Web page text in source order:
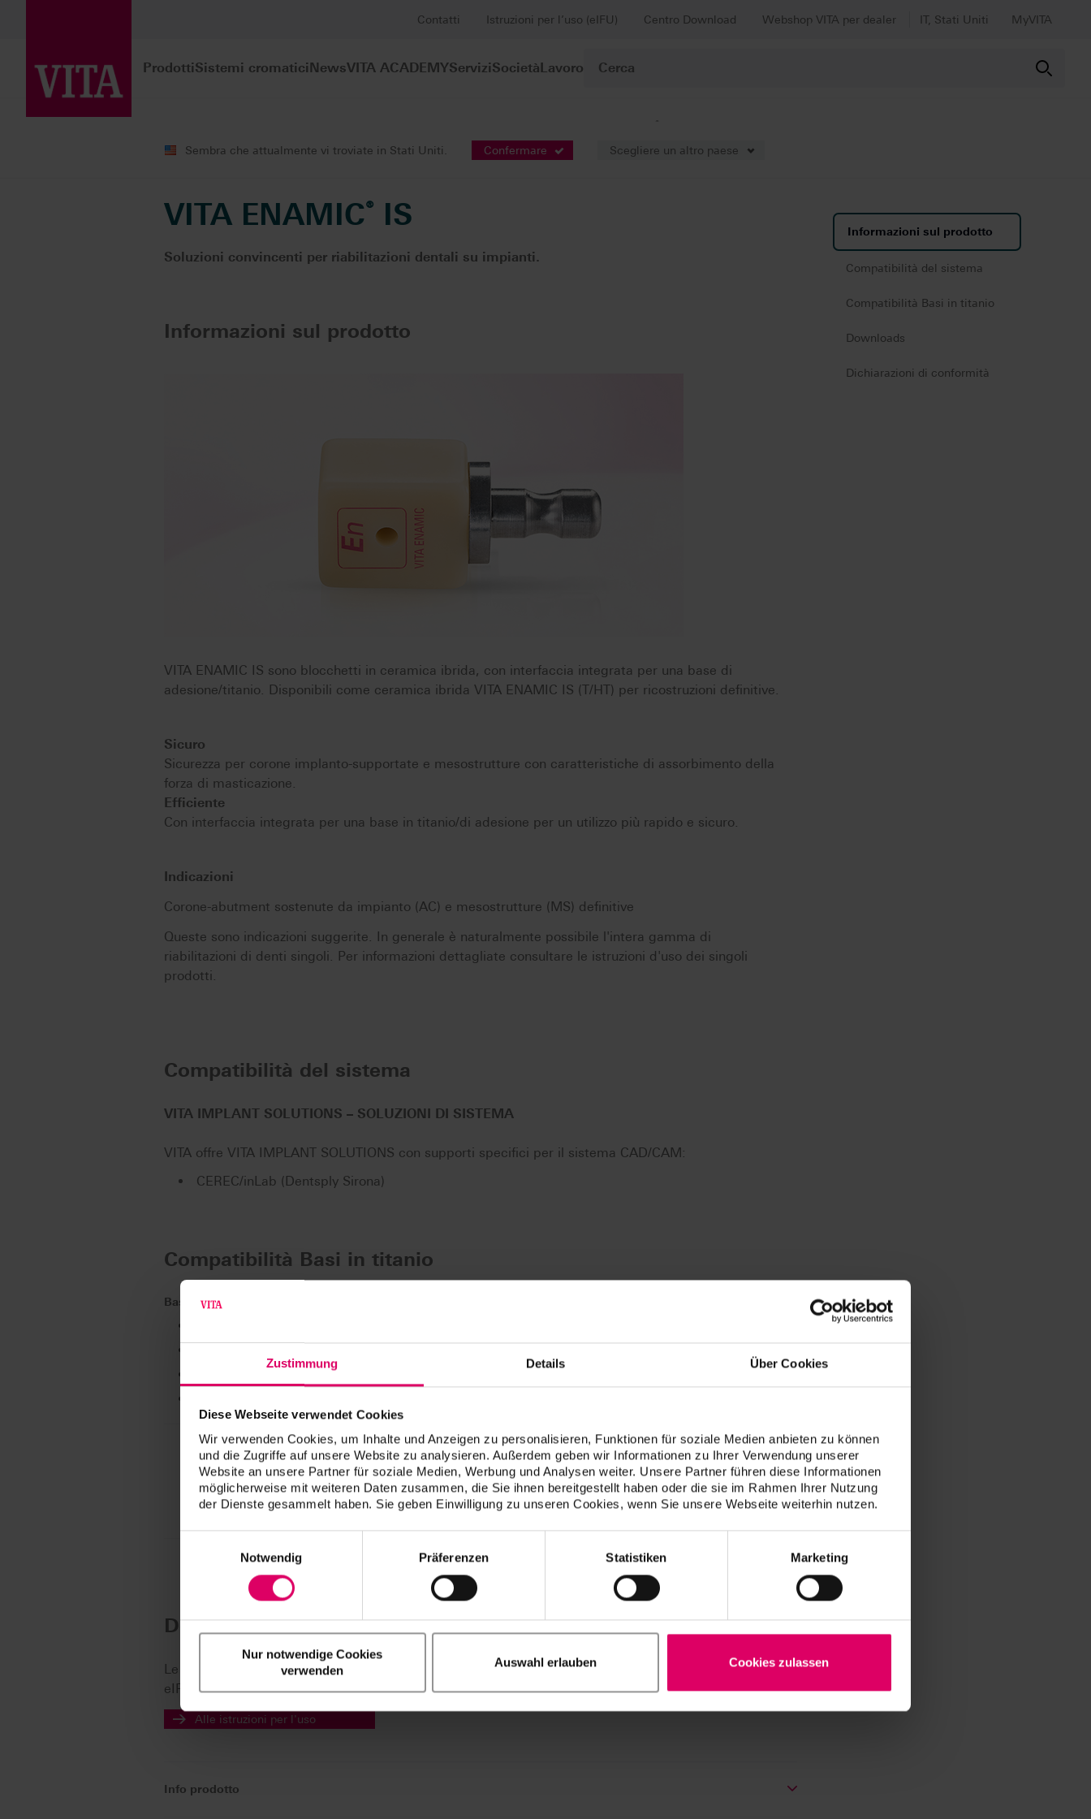
Zustimmung Details Über Cookies
Diese Webseite verwendet Cookies
Wir verwenden Cookies, um Inhalte und Anzeigen zu personalisieren, Funktionen für soziale Medien anbieten zu können
und die Zugriffe auf unsere Website zu analysieren. Außerdem geben wir Informationen zu Ihrer Verwendung unserer
Website an unsere Partner für soziale Medien, Werbung und Analysen weiter. Unsere Partner führen diese Informationen
möglicherweise mit weiteren Daten zusammen, die Sie ihnen bereitgestellt haben oder die sie im Rahmen Ihrer Nutzung
der Dienste gesammelt haben. Sie geben Einwilligung zu unseren Cookies, wenn Sie unsere Webseite weiterhin nutzen.
Notwendig
Präferenzen Statistiken Marketing
Nur notwendige Cookies
verwenden
Auswahl erlauben Cookies zulassen
Contatti Istruzioni per l’uso (eIFU) Centro Download Webshop VITA per dealer IT, Stati Uniti MyVITA
ProdottiSistemi cromaticiNewsVITA ACADEMYServiziSocietàLavoro
Sembra che attualmente vi troviate in Stati Uniti. Confermare Scegliere un altro paese
®
Informazioni sul prodotto
Compatibilità del sistema
Compatibilità Basi in titanio
Downloads
Dichiarazioni di conformità
VITA ENAMIC® IS
Soluzioni convincenti per riabilitazioni dentali su impianti.
Informazioni sul prodotto
VITA ENAMIC IS sono blocchetti in ceramica ibrida, con interfaccia integrata per una base di
adesione/titanio. Disponibili come ceramica ibrida VITA ENAMIC IS (T/HT) per ricostruzioni definitive.
Sicuro
Sicurezza per corone implanto-supportate e mesostrutture con caratteristiche di assorbimento della
forza di masticazione.
Efficiente
Con interfaccia integrata per una base in titanio/di adesione per un utilizzo più rapido e sicuro.
Indicazioni
Corone-abutment sostenute da impianto (AC) e mesostrutture (MS) definitive
Queste sono indicazioni suggerite. In generale è naturalmente possibile l'intera gamma di
riabilitazioni di denti singoli. Per informazioni dettagliate consultare le istruzioni d'uso dei singoli
prodotti.
Compatibilità del sistema
VITA IMPLANT SOLUTIONS – SOLUZIONI DI SISTEMA
VITA offre VITA IMPLANT SOLUTIONS con supporti specifici per il sistema CAD/CAM:
CEREC/inLab (Dentsply Sirona)
Compatibilità Basi in titanio
Basi in titanio
Henry Schein alphatech
Info prodotto
Lista compatibilità Basi in titanio (Versione 003)
DE EN ES FR IT
Downloads
Le istruzioni per l'uso dei nostri prodotti sono disponibili esclusivamente sulla nostra piattaforma
eIFU.
Alle istruzioni per l'uso
Info prodotto